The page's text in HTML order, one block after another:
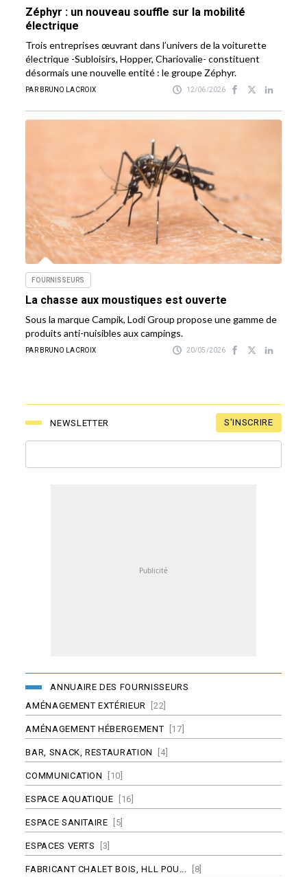
Zéphyr : un nouveau souffle sur la mobilité
électrique
Trois entreprises œuvrant dans l’univers de la voiturette
électrique -Subloisirs, Hopper, Chariovalie- constituent
désormais une nouvelle entité : le groupe Zéphyr.
PAR BRUNO LACROIX 12/06/2026
FOURNISSEURS
La chasse aux moustiques est ouverte
Sous la marque Campik, Lodi Group propose une gamme de
produits anti-nuisibles aux campings.
PAR BRUNO LACROIX 20/05/2026
NEWSLETTER S'INSCRIRE
ANNUAIRE DES FOURNISSEURS
AMÉNAGEMENT EXTÉRIEUR [22]
AMÉNAGEMENT HÉBERGEMENT [17]
BAR, SNACK, RESTAURATION [4]
COMMUNICATION [10]
ESPACE AQUATIQUE [16]
ESPACE SANITAIRE [5]
ESPACES VERTS [3]
FABRICANT CHALET BOIS, HLL POU... [8]